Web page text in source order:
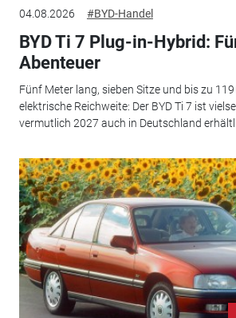
04.08.2026 #BYD-Handel
BYD Ti 7 Plug-in-Hybrid:
Abenteuer
Fünf Meter lang, sieben Sitze und bis zu
elektrische Reichweite: Der BYD Ti 7 ist
vermutlich 2027 auch in Deutschland